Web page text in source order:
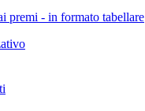
premi - in formato tabellare